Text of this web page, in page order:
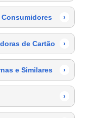
›
de Cartão ›
e Similares ›
›